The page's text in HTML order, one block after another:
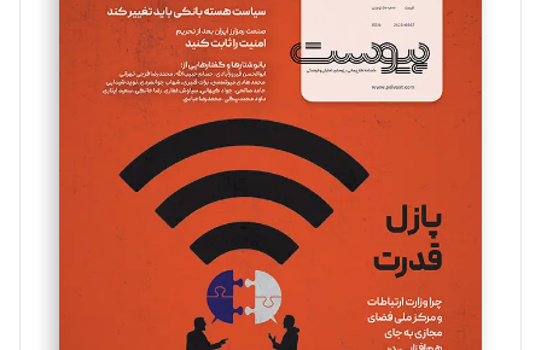
تحریریه
مینا پاکدل
یسنا امان‌پور
تحریریه
ملینا جعفری